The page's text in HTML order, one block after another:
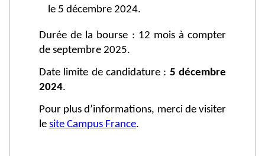
le 5 décembre 2024.
Durée de la bourse : 12 mois à compter
de septembre 2025.
Date limite de candidature : 5 décembre
2024.
Pour plus d’informations, merci de visiter
le site Campus France.